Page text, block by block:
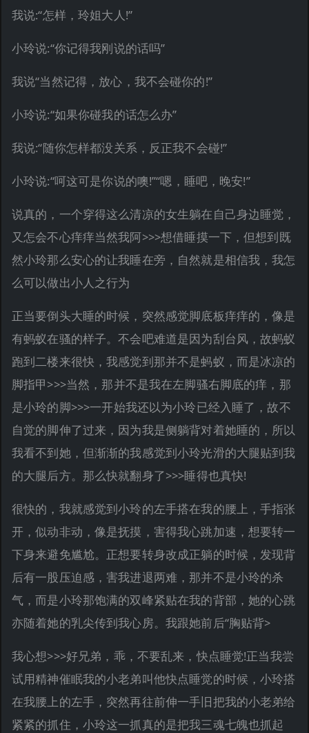
我说:“怎样，玲姐大人!”
小玲说:“你记得我刚说的话吗”
我说“当然记得，放心，我不会碰你的!”
小玲说:“如果你碰我的话怎么办”
我说:“随你怎样都没关系，反正我不会碰!”
小玲说:“呵这可是你说的噢!”“嗯，睡吧，晚安!”
说真的，一个穿得这么清凉的女生躺在自己身边睡觉，
又怎会不心痒痒当然我阿>>>想借睡摸一下，但想到既
然小玲那么安心的让我睡在旁，自然就是相信我，我怎
么可以做出小人之行为
正当要倒头大睡的时候，突然感觉脚底板痒痒的，像是
有蚂蚁在骚的样子。不会吧难道是因为刮台风，故蚂蚁
跑到二楼来很快，我感觉到那并不是蚂蚁，而是冰凉的
脚指甲>>>当然，那并不是我在左脚骚右脚底的痒，那
是小玲的脚>>>一开始我还以为小玲已经入睡了，故不
自觉的脚伸了过来，因为我是侧躺背对着她睡的，所以
我看不到她，但渐渐的我感觉到小玲光滑的大腿贴到我
的大腿后方。那么快就翻身了>>>睡得也真快!
很快的，我就感觉到小玲的左手搭在我的腰上，手指张
开，似动非动，像是抚摸，害得我心跳加速，想要转一
下身来避免尴尬。正想要转身改成正躺的时候，发现背
后有一股压迫感，害我进退两难，那并不是小玲的杀
气，而是小玲那饱满的双峰紧贴在我的背部，她的心跳
亦随着她的乳尖传到我心房。我跟她前后“胸贴背>
我心想>>>好兄弟，乖，不要乱来，快点睡觉!正当我尝
试用精神催眠我的小老弟叫他快点睡觉的时候，小玲搭
在我腰上的左手，突然再往前伸一手旧把我的小老弟给
紧紧的抓住，小玲这一抓真的是把我三魂七魄也抓起